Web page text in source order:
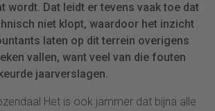
wordt. Dat leidt er tevens vaak toe dat
niet klopt, waardoor het inzicht
laten op dit terrein overigens
vallen, want veel van die fouten
jaarverslagen.
Het is ook jammer dat bijna alle